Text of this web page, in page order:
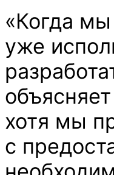
«Когда
уже
хотя мы
с